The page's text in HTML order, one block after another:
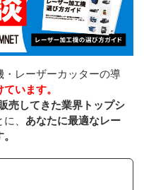
・レーザーカッターの導
います。
売してきた業界トップシ
、 あなたに最適なレー